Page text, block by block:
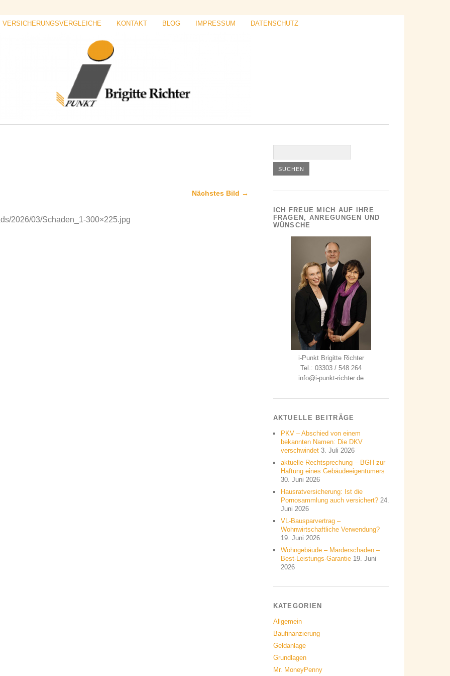
VERSICHERUNGSVERGLEICHE KONTAKT BLOG IMPRESSUM DATENSCHUTZ
Nächstes Bild →
2026/03/Schaden_1-300×225.jpg
ICH FREUE MICH AUF IHRE
FRAGEN, ANREGUNGEN UND
WÜNSCHE
i-Punkt Brigitte Richter
Tel.: 03303 / 548 264
info@i-punkt-richter.de
AKTUELLE BEITRÄGE
PKV – Abschied von einem
bekannten Namen: Die DKV
verschwindet 3. Juli 2026
aktuelle Rechtsprechung – BGH zur
Haftung eines Gebäudeeigentümers
30. Juni 2026
Hausratversicherung: Ist die
Pornosammlung auch versichert? 24.
Juni 2026
VL-Bausparvertrag –
Wohnwirtschaftliche Verwendung?
19. Juni 2026
Wohngebäude – Marderschaden –
Best-Leistungs-Garantie 19. Juni
2026
KATEGORIEN
Allgemein
Baufinanzierung
Geldanlage
Grundlagen
Mr. MoneyPenny